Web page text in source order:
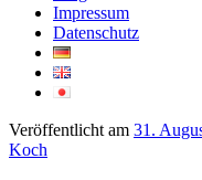
Impressum
Datenschutz
Veröffentlicht am 31.
Koch